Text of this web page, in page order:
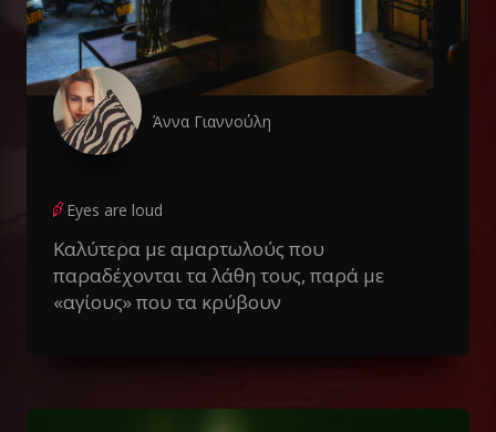
Άννα Γιαννούλη
Eyes are loud
Καλύτερα με αμαρτωλούς που
παραδέχονται τα λάθη τους, παρά με
«αγίους» που τα κρύβουν